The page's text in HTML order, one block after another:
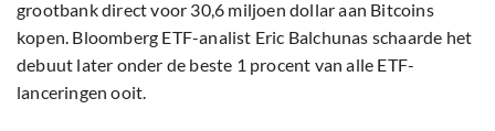
grootbank direct voor 30,6 miljoen dollar aan Bitcoins
kopen. Bloomberg ETF-analist Eric Balchunas schaarde het
debuut later onder de beste 1 procent van alle ETF-
lanceringen ooit.